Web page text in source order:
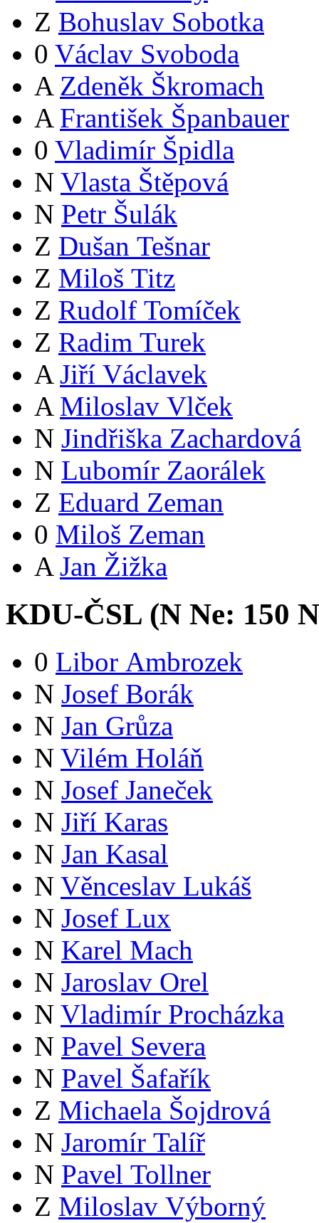
Z Bohuslav Sobotka
0 Václav Svoboda
A Zdeněk Škromach
A František Španbauer
0 Vladimír Špidla
N Vlasta Štěpová
N Petr Šulák
Z Dušan Tešnar
Z Miloš Titz
Z Rudolf Tomíček
Z Radim Turek
A Jiří Václavek
A Miloslav Vlček
N Jindřiška Zachardová
N Lubomír Zaorálek
Z Eduard Zeman
0 Miloš Zeman
A Jan Žižka
KDU-ČSL (N Ne: 150
0 Libor Ambrozek
N Josef Borák
N Jan Grůza
N Vilém Holáň
N Josef Janeček
N Jiří Karas
N Jan Kasal
N Věnceslav Lukáš
N Josef Lux
N Karel Mach
N Jaroslav Orel
N Vladimír Procházka
N Pavel Severa
N Pavel Šafařík
Z Michaela Šojdrová
N Jaromír Talíř
N Pavel Tollner
Z Miloslav Výborný